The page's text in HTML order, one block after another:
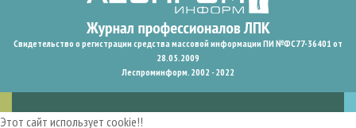
Свидетельство о регистрации средства массовой информации ПИ №ФС77-36401 от
28.05.2009
Леспроминформ. 2002 - 2022
Этот сайт использует cookie!!